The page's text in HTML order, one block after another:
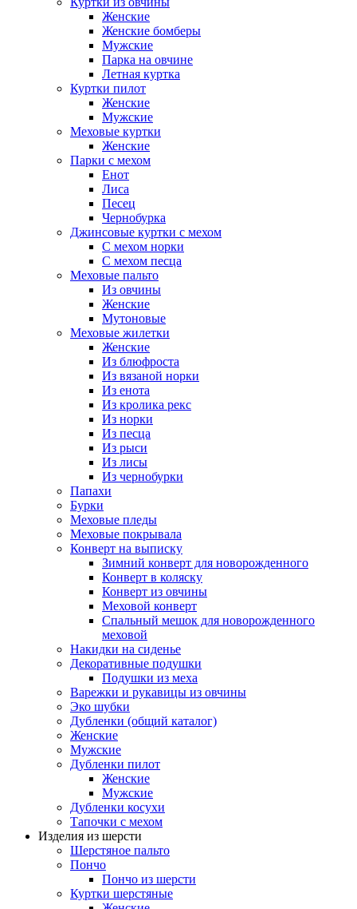
Женские
Женские бомберы
Мужские
Парка на овчине
Летная куртка
Куртки пилот
Женские
Мужские
Меховые куртки
Женские
Парки с мехом
Енот
Лиса
Песец
Чернобурка
Джинсовые куртки с мехом
С мехом норки
С мехом песца
Меховые пальто
Из овчины
Женские
Мутоновые
Меховые жилетки
Женские
Из блюфроста
Из вязаной норки
Из енота
Из кролика рекс
Из норки
Из песца
Из рыси
Из лисы
Из чернобурки
Папахи
Бурки
Меховые пледы
Меховые покрывала
Конверт на выписку
Зимний конверт для новорожденного
Конверт в коляску
Конверт из овчины
Меховой конверт
Спальный мешок для новорожденного
меховой
Накидки на сиденье
Декоративные подушки
Подушки из меха
Варежки и рукавицы из овчины
Эко шубки
Дубленки (общий каталог)
Женские
Мужские
Дубленки пилот
Женские
Мужские
Дубленки косухи
Тапочки с мехом
Изделия из шерсти
Шерстяное пальто
Пончо
Пончо из шерсти
Куртки шерстяные